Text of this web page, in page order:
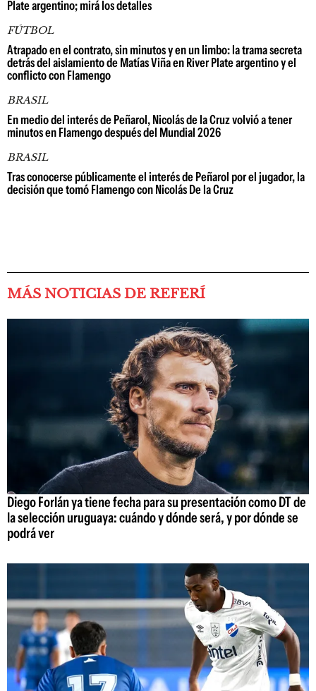
Plate argentino; mirá los detalles
FÚTBOL
Atrapado en el contrato, sin minutos y en un limbo: la trama secreta
detrás del aislamiento de Matías Viña en River Plate argentino y el
conflicto con Flamengo
BRASIL
En medio del interés de Peñarol, Nicolás de la Cruz volvió a tener
minutos en Flamengo después del Mundial 2026
BRASIL
Tras conocerse públicamente el interés de Peñarol por el jugador, la
decisión que tomó Flamengo con Nicolás De la Cruz
MÁS NOTICIAS DE REFERÍ
Diego Forlán ya tiene fecha para su presentación como DT de
la selección uruguaya: cuándo y dónde será, y por dónde se
podrá ver